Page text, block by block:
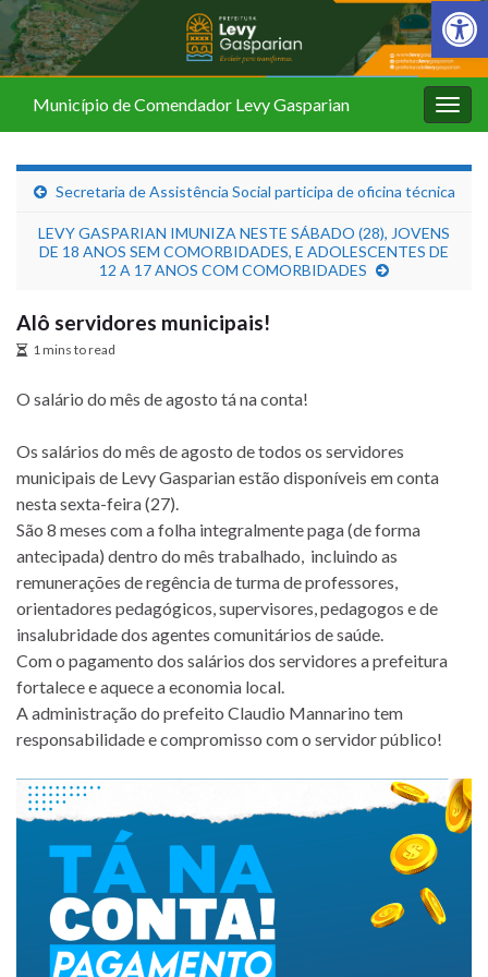
Barra de
Município de Comendador Levy Gasparian
Secretaria de Assistência Social participa de oficina técnica
LEVY GASPARIAN IMUNIZA NESTE SÁBADO (28), JOVENS
DE 18 ANOS SEM COMORBIDADES, E ADOLESCENTES DE
12 A 17 ANOS COM COMORBIDADES
Alô servidores municipais!
1 mins to read
O salário do mês de agosto tá na conta!
Os salários do mês de agosto de todos os servidores
municipais de Levy Gasparian estão disponíveis em conta
nesta sexta-feira (27).
São 8 meses com a folha integralmente paga (de forma
antecipada) dentro do mês trabalhado, incluindo as
remunerações de regência de turma de professores,
orientadores pedagógicos, supervisores, pedagogos e de
insalubridade dos agentes comunitários de saúde.
Com o pagamento dos salários dos servidores a prefeitura
fortalece e aquece a economia local.
A administração do prefeito Claudio Mannarino tem
responsabilidade e compromisso com o servidor público!